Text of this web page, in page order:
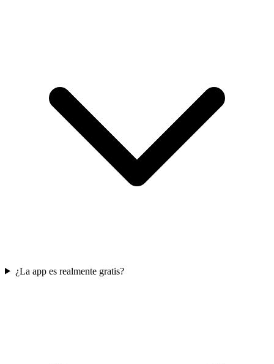
¿La app es realmente gratis?